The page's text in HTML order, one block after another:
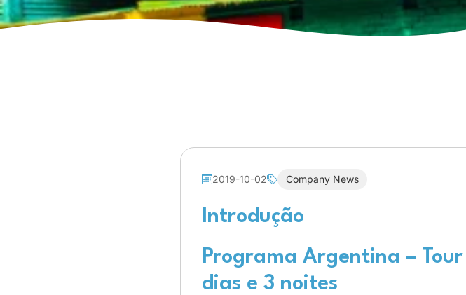
2019-10-02 Company News
Introdução
Programa Argentina – Tour
dias e 3 noites